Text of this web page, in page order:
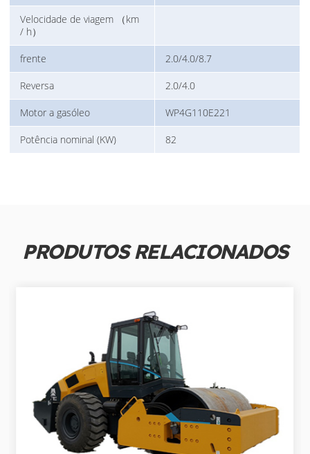
Velocidade de viagem （km
/ h）
frente 2.0/4.0/8.7
Reversa 2.0/4.0
Motor a gasóleo WP4G110E221
Potência nominal (KW) 82
PRODUTOS RELACIONADOS